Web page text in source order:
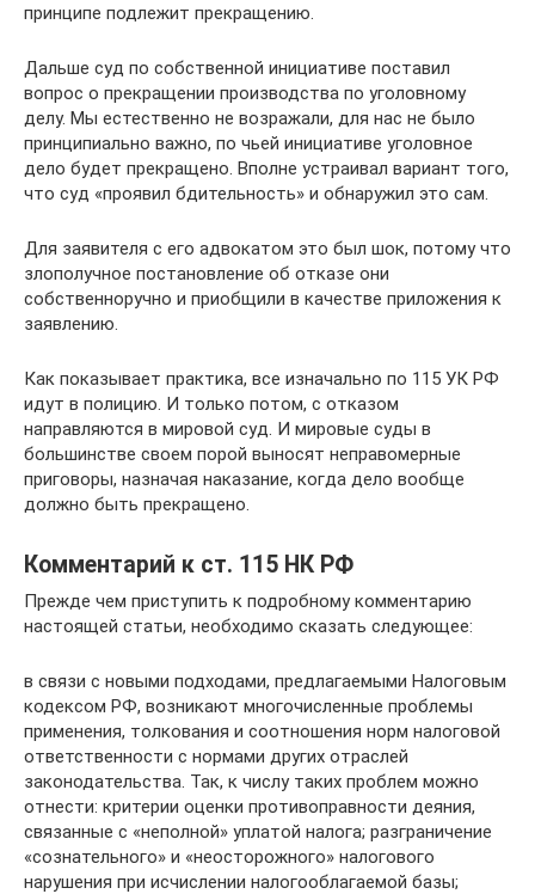
принципе подлежит прекращению.
Дальше суд по собственной инициативе поставил
вопрос о прекращении производства по уголовному
делу. Мы естественно не возражали, для нас не было
принципиально важно, по чьей инициативе уголовное
дело будет прекращено. Вполне устраивал вариант того,
что суд «проявил бдительность» и обнаружил это сам.
Для заявителя с его адвокатом это был шок, потому что
злополучное постановление об отказе они
собственноручно и приобщили в качестве приложения к
заявлению.
Как показывает практика, все изначально по 115 УК РФ
идут в полицию. И только потом, с отказом
направляются в мировой суд. И мировые суды в
большинстве своем порой выносят неправомерные
приговоры, назначая наказание, когда дело вообще
должно быть прекращено.
Комментарий к ст. 115 НК РФ
Прежде чем приступить к подробному комментарию
настоящей статьи, необходимо сказать следующее:
в связи с новыми подходами, предлагаемыми Налоговым
кодексом РФ, возникают многочисленные проблемы
применения, толкования и соотношения норм налоговой
ответственности с нормами других отраслей
законодательства. Так, к числу таких проблем можно
отнести: критерии оценки противоправности деяния,
связанные с «неполной» уплатой налога; разграничение
«сознательного» и «неосторожного» налогового
нарушения при исчислении налогооблагаемой базы;